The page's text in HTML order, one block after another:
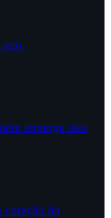
enxerga isso
coração da